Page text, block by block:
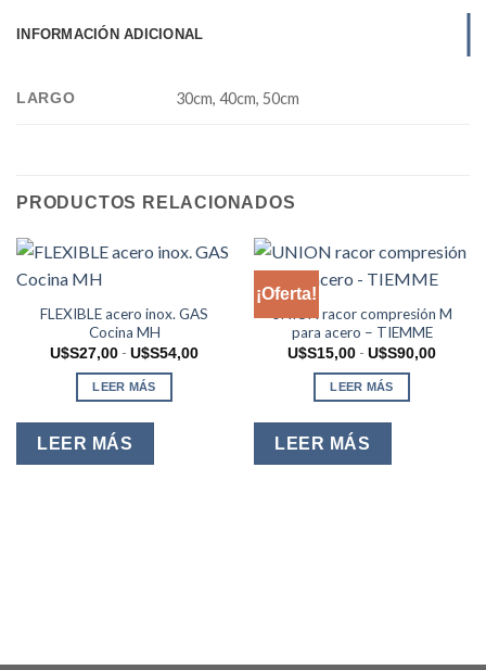
INFORMACIÓN ADICIONAL
LARGO 30cm, 40cm, 50cm
PRODUCTOS RELACIONADOS
FLEXIBLE acero inox. GAS
Cocina MH
U$S27,00 - U$S54,00Rango
LEER MÁS
LEER MÁS
¡Oferta!
UNION racor compresión M
para acero – TIEMME
U$S15,00 - U$S90,00Rango
LEER MÁS
LEER MÁS